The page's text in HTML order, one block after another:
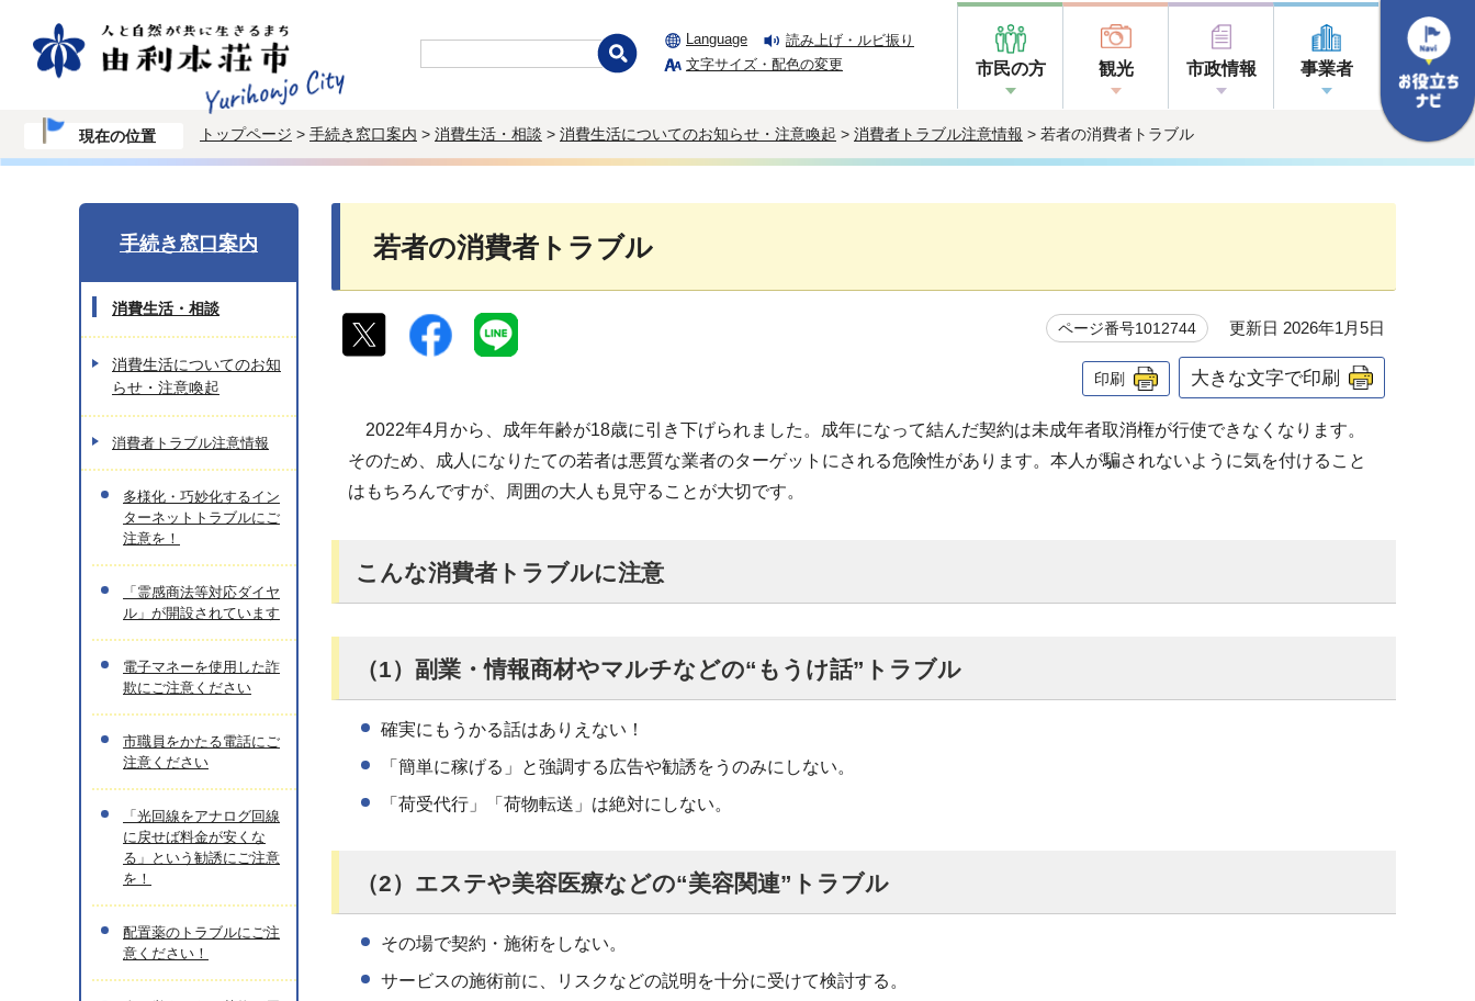
Language
読み上げ・ルビ振り
文字サイズ・配色の変更
市民の方 観光 市政情報 事業者
現在の位置 トップページ > 手続き窓口案内 > 消費生活・相談 > 消費生活についてのお知らせ・注意喚起 > 消費者トラブル注意情報 > 若者の消費者トラブル
若者の消費者トラブル
ページ番号1012744 更新日 2026年1月5日
印刷 大きな文字で印刷
2022年4月から、成年年齢が18歳に引き下げられました。成年になって結んだ契約は未成年者取消権が行使できなくなります。
そのため、成人になりたての若者は悪質な業者のターゲットにされる危険性があります。本人が騙されないように気を付けること
はもちろんですが、周囲の大人も見守ることが大切です。
こんな消費者トラブルに注意
（1）副業・情報商材やマルチなどの“もうけ話”トラブル
確実にもうかる話はありえない！
「簡単に稼げる」と強調する広告や勧誘をうのみにしない。
「荷受代行」「荷物転送」は絶対にしない。
（2）エステや美容医療などの“美容関連”トラブル
その場で契約・施術をしない。
サービスの施術前に、リスクなどの説明を十分に受けて検討する。
手続き窓口案内
消費生活・相談
消費生活についてのお知
らせ・注意喚起
消費者トラブル注意情報
多様化・巧妙化するイン
ターネットトラブルにご
注意を！
「霊感商法等対応ダイヤ
ル」が開設されています
電子マネーを使用した詐
欺にご注意ください
市職員をかたる電話にご
注意ください
「光回線をアナログ回線
に戻せば料金が安くな
る」という勧誘にご注意
を！
配置薬のトラブルにご注
意ください！